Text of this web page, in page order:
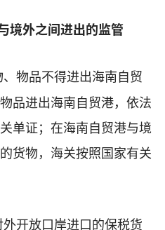
境外之间进出的监管
物品不得进出海南自贸
品进出海南自贸港，依法
单证；在海南自贸港与境
货物，海关按照国家有关
开放口岸进口的保税货